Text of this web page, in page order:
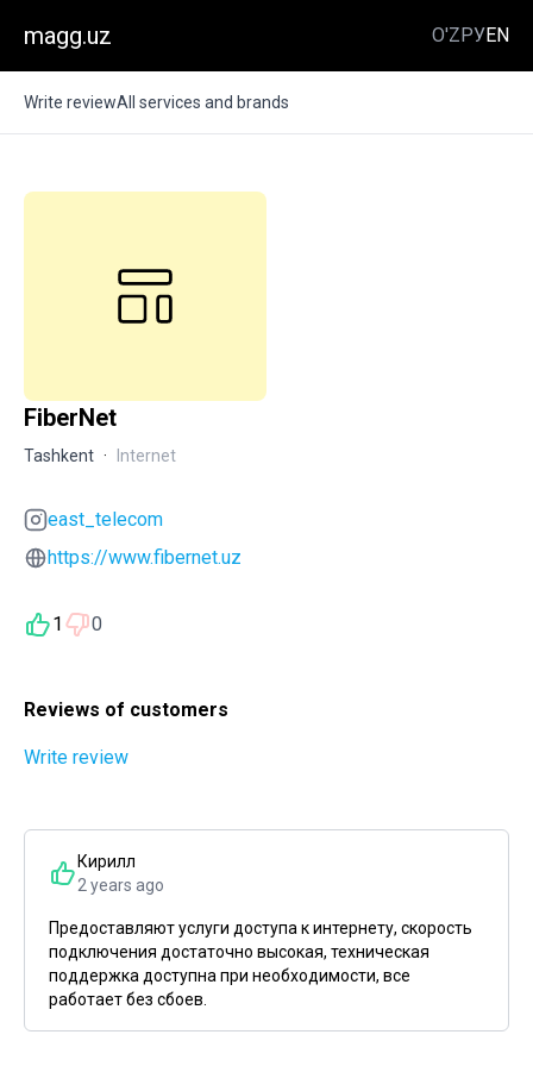
magg.uz O'ZРУEN
Write reviewAll services and brands
FiberNet
Tashkent · Internet
east_telecom
https://www.fibernet.uz
1 0
Reviews of customers
Write review
Кирилл
2 years ago
Предоставляют услуги доступа к интернету, скорость
подключения достаточно высокая, техническая
поддержка доступна при необходимости, все
работает без сбоев.